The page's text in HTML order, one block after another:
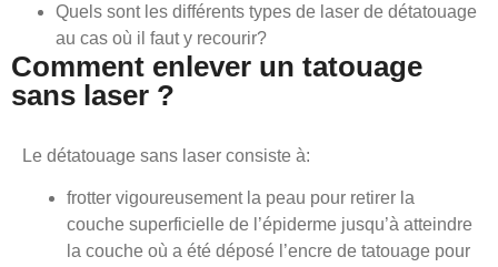
Quels sont les différents types de laser de détatouage
au cas où il faut y recourir?
Comment enlever un tatouage
sans laser ?
Le détatouage sans laser consiste à:
frotter vigoureusement la peau pour retirer la
couche superficielle de l’épiderme jusqu’à atteindre
la couche où a été déposé l’encre de tatouage pour